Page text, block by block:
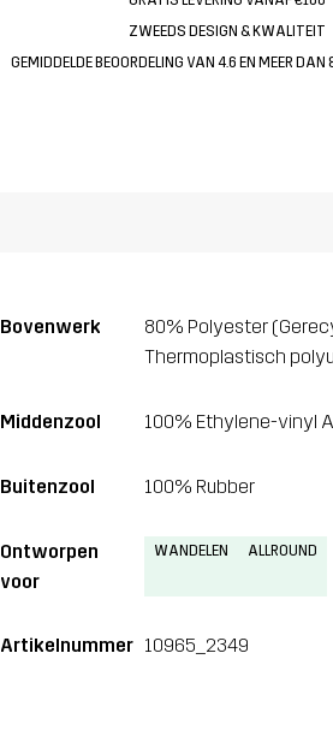
ZWEEDS DESIGN & KWALITEIT
GEMIDDELDE BEOORDELING VAN 4.6 EN MEER
Bovenwerk
80% Polyester
Thermoplastisch
Middenzool 100% Ethylene-vinyl
Buitenzool 100% Rubber
Ontworpen
voor
WANDELEN ALLROUND
Artikelnummer 10965_2349